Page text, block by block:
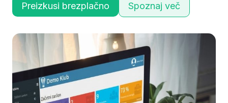
Preizkusi brezplačno Spoznaj več